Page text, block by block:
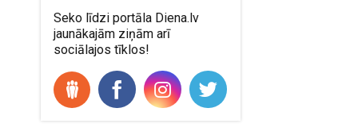
Seko līdzi portāla Diena.lv
jaunākajām ziņām arī
sociālajos tīklos!